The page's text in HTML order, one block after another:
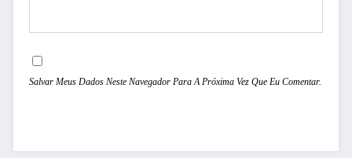
Salvar Meus Dados Neste Navegador Para A Próxima Vez Que Eu Comentar.